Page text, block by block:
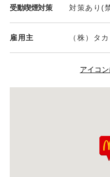
受動喫煙対策 対策あり(
雇用主 （株）タ
アイコ